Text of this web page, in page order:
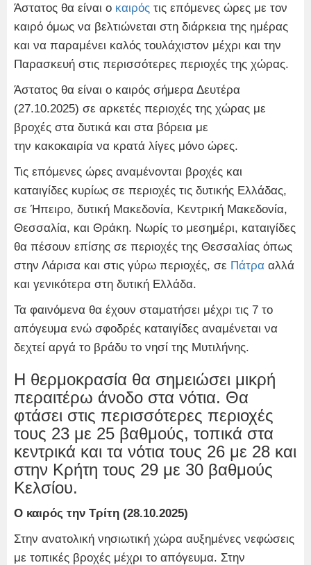
Άστατος θα είναι ο καιρός τις επόμενες ώρες με τον
καιρό όμως να βελτιώνεται στη διάρκεια της ημέρας
και να παραμένει καλός τουλάχιστον μέχρι και την
Παρασκευή στις περισσότερες περιοχές της χώρας.
Άστατος θα είναι ο καιρός σήμερα Δευτέρα
(27.10.2025) σε αρκετές περιοχές της χώρας με
βροχές στα δυτικά και στα βόρεια με
την κακοκαιρία να κρατά λίγες μόνο ώρες.
Τις επόμενες ώρες αναμένονται βροχές και
καταιγίδες κυρίως σε περιοχές τις δυτικής Ελλάδας,
σε Ήπειρο, δυτική Μακεδονία, Κεντρική Μακεδονία,
Θεσσαλία, και Θράκη. Νωρίς το μεσημέρι, καταιγίδες
θα πέσουν επίσης σε περιοχές της Θεσσαλίας όπως
στην Λάρισα και στις γύρω περιοχές, σε Πάτρα αλλά
και γενικότερα στη δυτική Ελλάδα.
Τα φαινόμενα θα έχουν σταματήσει μέχρι τις 7 το
απόγευμα ενώ σφοδρές καταιγίδες αναμένεται να
δεχτεί αργά το βράδυ το νησί της Μυτιλήνης.
Η θερμοκρασία θα σημειώσει μικρή
περαιτέρω άνοδο στα νότια. Θα
φτάσει στις περισσότερες περιοχές
τους 23 με 25 βαθμούς, τοπικά στα
κεντρικά και τα νότια τους 26 με 28 και
στην Κρήτη τους 29 με 30 βαθμούς
Κελσίου.
Ο καιρός την Τρίτη (28.10.2025)
Στην ανατολική νησιωτική χώρα αυξημένες νεφώσεις
με τοπικές βροχές μέχρι το απόγευμα. Στην